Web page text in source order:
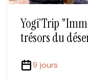
Yogi’Trip
trésors du
9 jours